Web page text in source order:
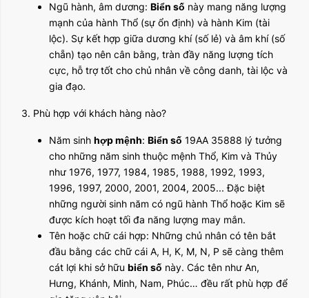
Ngũ hành, âm dương: Biển số này mang năng lượng
mạnh của hành Thổ (sự ổn định) và hành Kim (tài
lộc). Sự kết hợp giữa dương khí (số lẻ) và âm khí (số
chẵn) tạo nên cân bằng, tràn đầy năng lượng tích
cực, hỗ trợ tốt cho chủ nhân về công danh, tài lộc và
gia đạo.
3. Phù hợp với khách hàng nào?
Năm sinh hợp mệnh: Biển số 19AA 35888 lý tưởng
cho những năm sinh thuộc mệnh Thổ, Kim và Thủy
như 1976, 1977, 1984, 1985, 1988, 1992, 1993,
1996, 1997, 2000, 2001, 2004, 2005... Đặc biệt
những người sinh năm có ngũ hành Thổ hoặc Kim sẽ
được kích hoạt tối đa năng lượng may mắn.
Tên hoặc chữ cái hợp: Những chủ nhân có tên bắt
đầu bằng các chữ cái A, H, K, M, N, P sẽ càng thêm
cát lợi khi sở hữu biển số này. Các tên như An,
Hưng, Khánh, Minh, Nam, Phúc… đều rất phù hợp để